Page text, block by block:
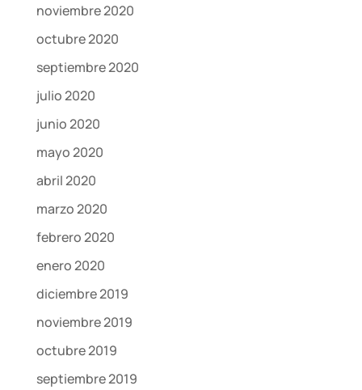
noviembre 2020
octubre 2020
septiembre 2020
julio 2020
junio 2020
mayo 2020
abril 2020
marzo 2020
febrero 2020
enero 2020
diciembre 2019
noviembre 2019
octubre 2019
septiembre 2019